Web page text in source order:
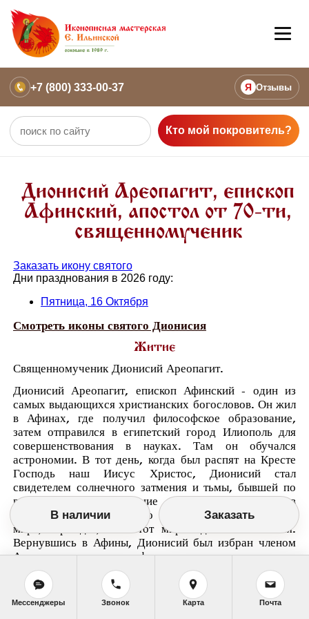
+7 (800) 333-00-37 Я Отзывы
Кто мой покровитель?
Дионисий Ареопагит, епископ
Афинский, апостол от 70-ти,
священномученик
Заказать икону святого
Дни празднования в 2026 году:
Пятница, 16 Октября
Смотреть иконы святого Дионисия
Житие
Священномученик Дионисий Ареопагит.
Дионисий Ареопагит, епископ Афинский - один из
самых выдающихся христианских богословов. Он жил
в Афинах, где получил философское образование,
затем отправился в египетский город Илиополь для
совершенствования в науках. Там он обучался
астрономии. В тот день, когда был распят на Кресте
Господь наш Иисус Христос, Дионисий стал
свидетелем солнечного затмения и тьмы, бывшей по
всей земле в течение трех часов. Он в
изумлениивоскликнул: Это или Бог, Создатель всего
мира, страждет, или этот мир видимый кончается.
Вернувшись в Афины, Дионисий был избран членом
Ареопага - верховного афинского суда.
Когда апостол Павел проповедовал в афинском
Ареопаге (Деян. 17, 16 - 34), Дионисий уверовал и
принял святое Крещение. В течение трех лет он был
В наличии Заказать
Мессенджеры Звонок Карта Почта